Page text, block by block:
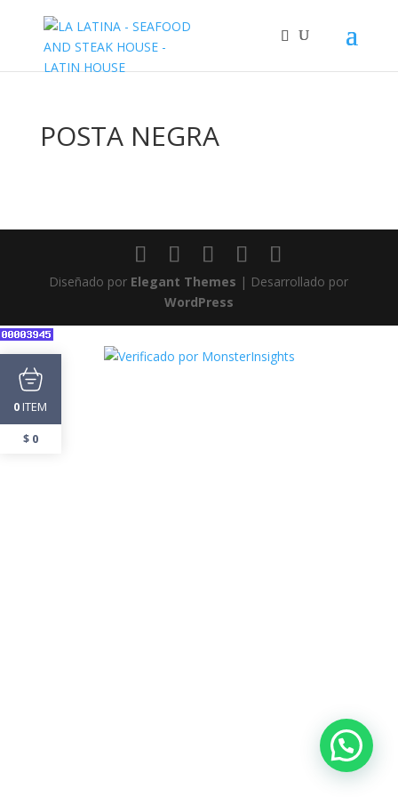
POSTA NEGRA
Diseñado por Elegant Themes | Desarrollado por
WordPress
0ITEM
$0